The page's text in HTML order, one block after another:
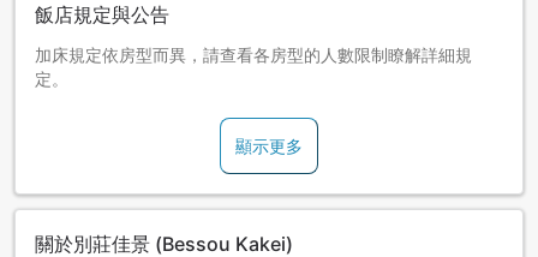
飯店規定與公告
加床規定依房型而異，請查看各房型的人數限制瞭解詳細規
定。
顯示更多
關於別莊佳景 (Bessou Kakei)